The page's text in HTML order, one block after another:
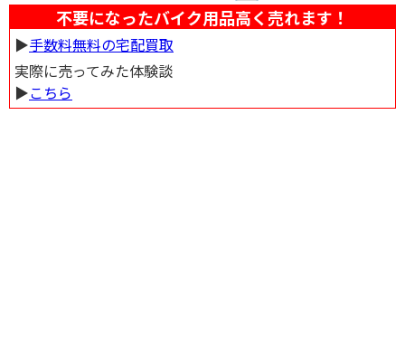
です。道の駅を起点に、不知火海の絶景を楽しみながらツーリングを楽しん
でみてはいかがでしょうか。
不要になったバイク用品高く売れます！
▶︎手数料無料の宅配買取
実際に売ってみた体験談
▶︎こちら